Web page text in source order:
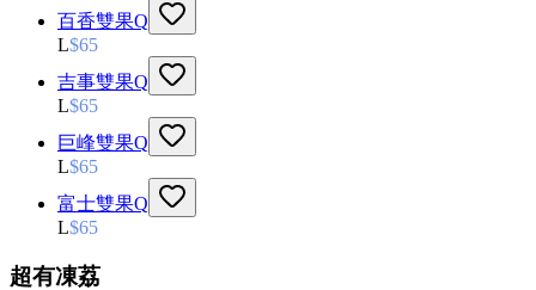
百香雙果Q
L$65
吉事雙果Q
L$65
巨峰雙果Q
L$65
富士雙果Q
L$65
超有凍荔